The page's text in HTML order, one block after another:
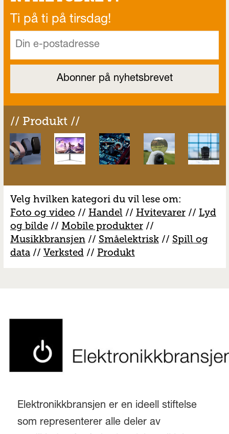
Ti på ti på tirsdag!
// Produkt //
Velg hvilken kategori du vil lese om:
Foto og video // Handel // Hvitevarer// Lyd
og bilde// Mobile produkter//
Musikkbransjen// Småelektrisk// Spill og
data// Verksted// Produkt
Elektronikkbransjen er en ideell stiftelse
som representerer alle deler av